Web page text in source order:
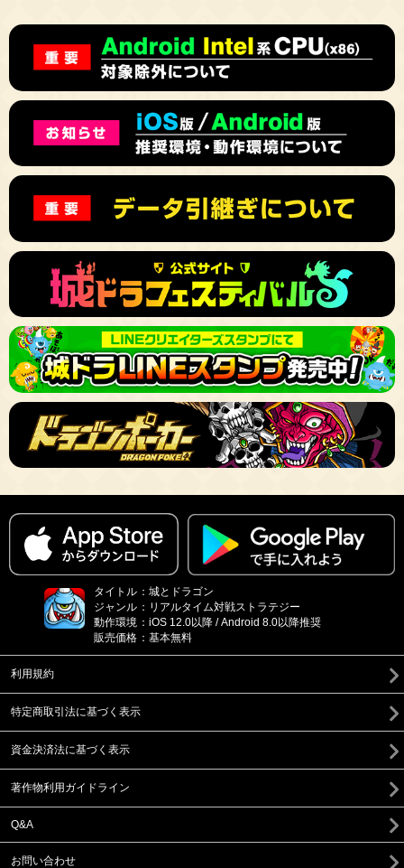
タイトル ： 城とドラゴン
ジャンル ： リアルタイム対戦ストラテジー
動作環境 ： iOS 12.0以降 / Android 8.0以降推奨
販売価格 ： 基本無料
利用規約
特定商取引法に基づく表示
資金決済法に基づく表示
著作物利用ガイドライン
Q&A
お問い合わせ